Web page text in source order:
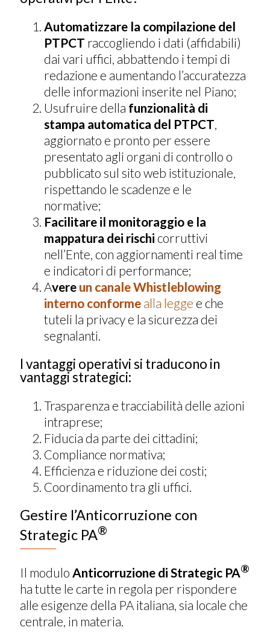
Automatizzare la compilazione del
PTPCT raccogliendo i dati (affidabili)
dai vari uffici, abbattendo i tempi di
redazione e aumentando l’accuratezza
delle informazioni inserite nel Piano;
Usufruire della funzionalità di
stampa automatica del PTPCT,
aggiornato e pronto per essere
presentato agli organi di controllo o
pubblicato sul sito web istituzionale,
rispettando le scadenze e le
normative;
Facilitare il monitoraggio e la
mappatura dei rischi corruttivi
nell’Ente, con aggiornamenti real time
e indicatori di performance;
Avere un canale Whistleblowing
interno conforme alla legge e che
tuteli la privacy e la sicurezza dei
segnalanti.
I vantaggi operativi si traducono in
vantaggi strategici:
Trasparenza e tracciabilità delle azioni
intraprese;
Fiducia da parte dei cittadini;
Compliance normativa;
Efficienza e riduzione dei costi;
Coordinamento tra gli uffici.
Gestire l’Anticorruzione con
Strategic PA®
Il modulo Anticorruzione di Strategic PA®
ha tutte le carte in regola per rispondere
alle esigenze della PA italiana, sia locale che
centrale, in materia.